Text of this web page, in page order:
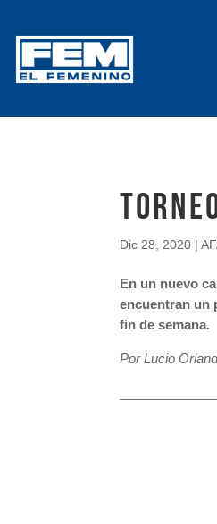
Dic 28, 2020 |
En un nuevo
encuentran un
fin de semana.
Por Lucio